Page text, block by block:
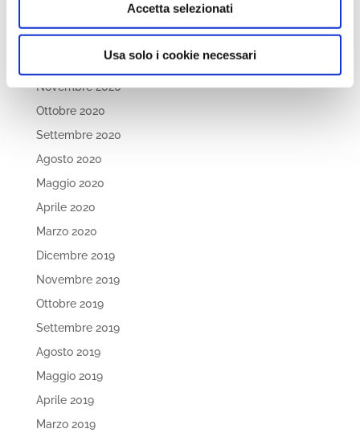
Accetta selezionati
Usa solo i cookie necessari
Febbraio 2021
Gennaio 2021
Novembre 2020
Ottobre 2020
Settembre 2020
Agosto 2020
Maggio 2020
Aprile 2020
Marzo 2020
Dicembre 2019
Novembre 2019
Ottobre 2019
Settembre 2019
Agosto 2019
Maggio 2019
Aprile 2019
Marzo 2019